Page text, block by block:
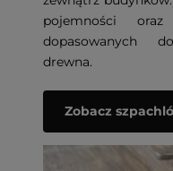
pojemności
dopasowanych
drewna.
Zobacz